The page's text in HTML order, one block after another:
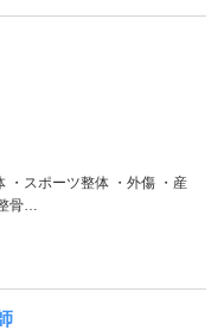
・スポーツ整体 ・外傷 ・産
骨…